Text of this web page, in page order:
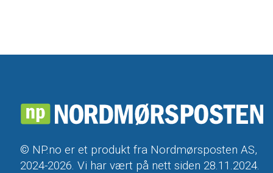
© NP.no er et produkt fra Nordmørsposten AS,
2024-2026. Vi har vært på nett siden 28.11.2024.